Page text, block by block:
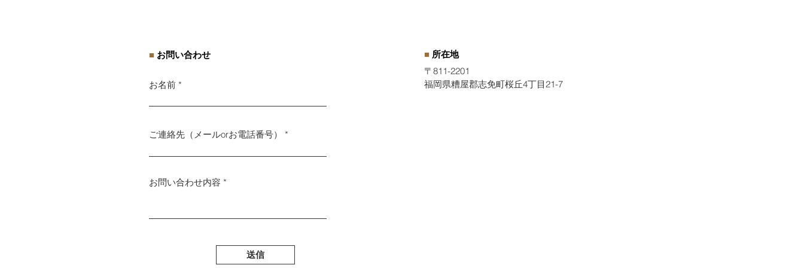
■ お問い合わせ
お名前
ご連絡先（メールorお電話番号）
お問い合わせ内容
送信
■ 所在地
〒811-2201
福岡県糟屋郡志免町桜丘4丁目21-7